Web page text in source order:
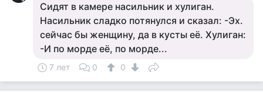
Сидят в камере насильник и хулиган.
Насильник сладко потянулся и сказал: -Эх.
сейчас бы женщину, да в кусты её. Хулиган:
-И по морде её, по морде...
7 лет 0 0